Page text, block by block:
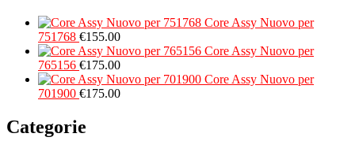
Core Assy Nuovo per
751768 €155.00
Core Assy Nuovo per
765156 €175.00
Core Assy Nuovo per
701900 €175.00
Categorie